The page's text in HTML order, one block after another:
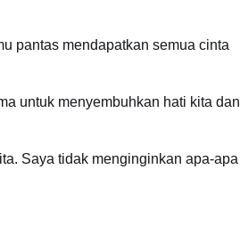
pantas mendapatkan semua cinta
untuk menyembuhkan hati kita dan
Saya tidak menginginkan apa-apa